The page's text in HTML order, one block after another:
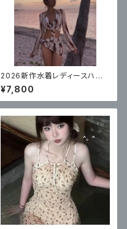
2026新作水着レディースハイ
エンドビキニ4点セット
¥7,800